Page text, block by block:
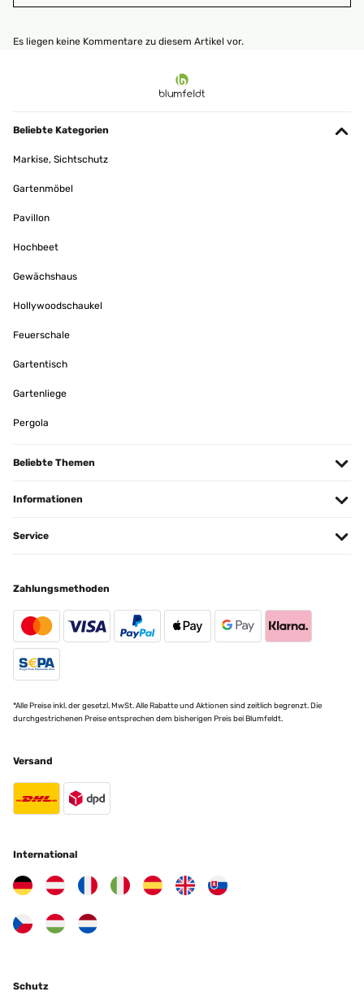
Es liegen keine Kommentare zu diesem Artikel vor.
Beliebte Kategorien
Markise, Sichtschutz
Gartenmöbel
Pavillon
Hochbeet
Gewächshaus
Hollywoodschaukel
Feuerschale
Gartentisch
Gartenliege
Pergola
Beliebte Themen
Informationen
Service
Zahlungsmethoden
*Alle Preise inkl. der gesetzl. MwSt. Alle Rabatte und Aktionen sind zeitlich begrenzt. Die
durchgestrichenen Preise entsprechen dem bisherigen Preis bei Blumfeldt.
Versand
International
Schutz